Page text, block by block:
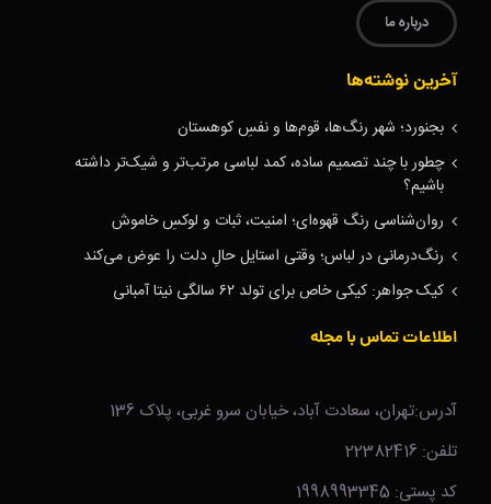
درباره ما
آخرین نوشته‌ها
بجنورد؛ شهر رنگ‌ها، قوم‌ها و نفسِ کوهستان
چطور با چند تصمیم ساده، کمد لباسی مرتب‌تر و شیک‌تر داشته
باشیم؟
روان‌شناسی رنگ قهوه‌ای؛ امنیت، ثبات و لوکسِ خاموش
رنگ‌درمانی در لباس؛ وقتی استایل حالِ دلت را عوض می‌کند
کیک جواهر: کیکی خاص برای تولد ۶۲ سالگی نیتا آمبانی
اطلاعات تماس با مجله
آدرس:تهران، سعادت آباد، خیابان سرو غربی، پلاک 136
تلفن: 22382416
کد پستی: 1998993345